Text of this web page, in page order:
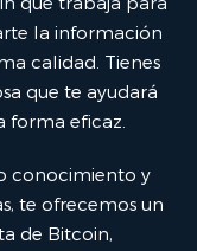
la información
calidad. Tienes
que te ayudará
forma eficaz.
conocimiento y
te ofrecemos un
de Bitcoin,